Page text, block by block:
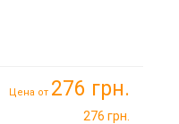
Цена от 276 грн.
276 грн.